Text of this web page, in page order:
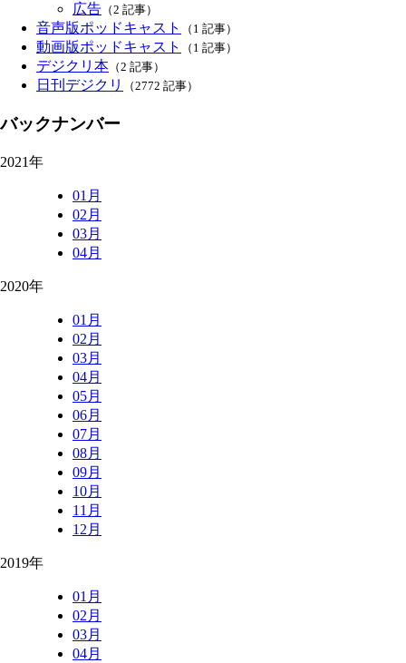
広告 （2 記事）
音声版ポッドキャスト （1 記事）
動画版ポッドキャスト （1 記事）
デジクリ本 （2 記事）
日刊デジクリ （2772 記事）
バックナンバー
2021年
01月
02月
03月
04月
2020年
01月
02月
03月
04月
05月
06月
07月
08月
09月
10月
11月
12月
2019年
01月
02月
03月
04月